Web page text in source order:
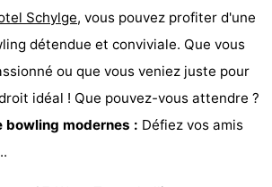
Schylge, vous pouvez profiter d'une
détendue et conviviale. Que vous
ou que vous veniez juste pour
idéal ! Que pouvez-vous attendre ?
bowling modernes : Défiez vos amis